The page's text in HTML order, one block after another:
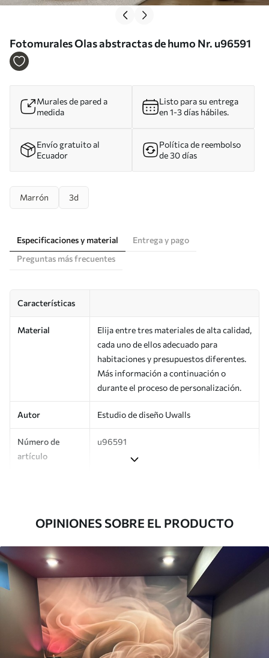
Fotomurales Olas abstractas de humo Nr. u96591
Murales de pared a
medida
Listo para su entrega
en 1-3 días hábiles.
Envío gratuito al
Ecuador
Política de reembolso
de 30 días
Marrón 3d
Especificaciones y material
Entrega y pago
Preguntas más frecuentes
Características
Material
Elija entre tres materiales de alta calidad,
cada uno de ellos adecuado para
habitaciones y presupuestos diferentes.
Más información a continuación o
durante el proceso de personalización.
Autor Estudio de diseño Uwalls
Número de
artículo
u96591
Adicionalmente
Disponible con recubrimiento de barniz
Limpieza
Se puede limpiar suavemente con una
esponja suave. Los murales de pared con
recubrimiento de barniz pueden
limpiarse con agua.
Método de
aplicación
Hasta 360 cm de altura: aplicación sin
juntas.
OPINIONES SOBRE EL PRODUCTO